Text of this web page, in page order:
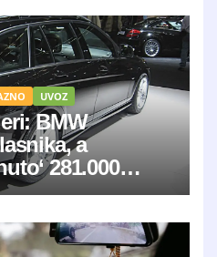
UVOZ
BMW
a
281.000